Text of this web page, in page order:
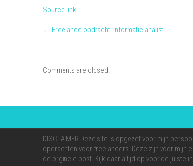
Source link
← Freelance opdracht: Informatie analist
Comments are closed.
DISCLAIMER Deze site is opgezet voor mijn
opdrachten voor freelancers. Deze zijn voor mijn
de orginele post. Kijk daar altijd op voor de juiste